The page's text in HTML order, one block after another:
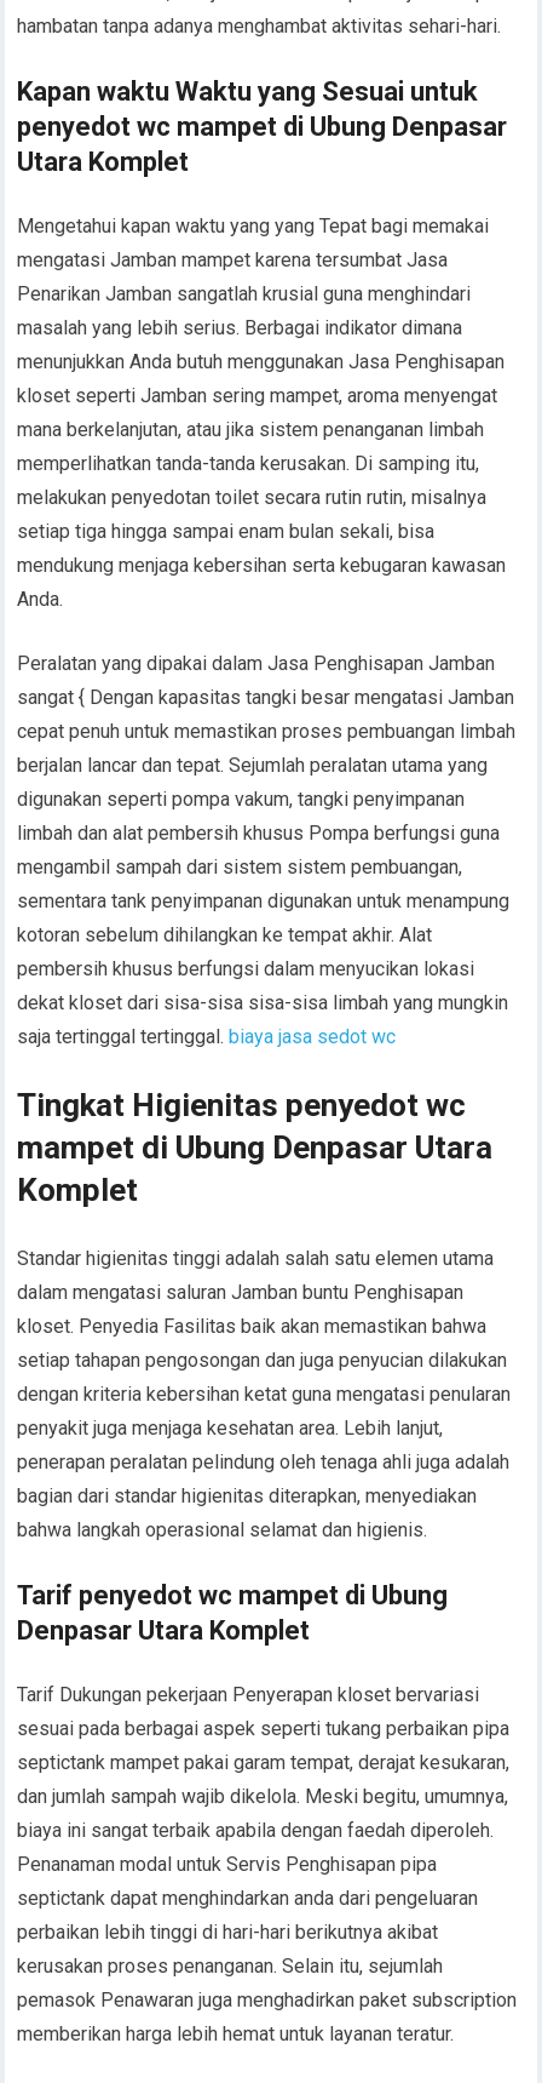
hambatan tanpa adanya menghambat aktivitas sehari-hari.
Kapan waktu Waktu yang Sesuai untuk
penyedot wc mampet di Ubung Denpasar
Utara Komplet
Mengetahui kapan waktu yang yang Tepat bagi memakai
mengatasi Jamban mampet karena tersumbat Jasa
Penarikan Jamban sangatlah krusial guna menghindari
masalah yang lebih serius. Berbagai indikator dimana
menunjukkan Anda butuh menggunakan Jasa Penghisapan
kloset seperti Jamban sering mampet, aroma menyengat
mana berkelanjutan, atau jika sistem penanganan limbah
memperlihatkan tanda-tanda kerusakan. Di samping itu,
melakukan penyedotan toilet secara rutin rutin, misalnya
setiap tiga hingga sampai enam bulan sekali, bisa
mendukung menjaga kebersihan serta kebugaran kawasan
Anda.
Peralatan yang dipakai dalam Jasa Penghisapan Jamban
sangat { Dengan kapasitas tangki besar mengatasi Jamban
cepat penuh untuk memastikan proses pembuangan limbah
berjalan lancar dan tepat. Sejumlah peralatan utama yang
digunakan seperti pompa vakum, tangki penyimpanan
limbah dan alat pembersih khusus Pompa berfungsi guna
mengambil sampah dari sistem sistem pembuangan,
sementara tank penyimpanan digunakan untuk menampung
kotoran sebelum dihilangkan ke tempat akhir. Alat
pembersih khusus berfungsi dalam menyucikan lokasi
dekat kloset dari sisa-sisa sisa-sisa limbah yang mungkin
saja tertinggal tertinggal.biaya jasa sedot wc
Tingkat Higienitas penyedot wc
mampet di Ubung Denpasar Utara
Komplet
Standar higienitas tinggi adalah salah satu elemen utama
dalam mengatasi saluran Jamban buntu Penghisapan
kloset. Penyedia Fasilitas baik akan memastikan bahwa
setiap tahapan pengosongan dan juga penyucian dilakukan
dengan kriteria kebersihan ketat guna mengatasi penularan
penyakit juga menjaga kesehatan area. Lebih lanjut,
penerapan peralatan pelindung oleh tenaga ahli juga adalah
bagian dari standar higienitas diterapkan, menyediakan
bahwa langkah operasional selamat dan higienis.
Tarif penyedot wc mampet di Ubung
Denpasar Utara Komplet
Tarif Dukungan pekerjaan Penyerapan kloset bervariasi
sesuai pada berbagai aspek seperti tukang perbaikan pipa
septictank mampet pakai garam tempat, derajat kesukaran,
dan jumlah sampah wajib dikelola. Meski begitu, umumnya,
biaya ini sangat terbaik apabila dengan faedah diperoleh.
Penanaman modal untuk Servis Penghisapan pipa
septictank dapat menghindarkan anda dari pengeluaran
perbaikan lebih tinggi di hari-hari berikutnya akibat
kerusakan proses penanganan. Selain itu, sejumlah
pemasok Penawaran juga menghadirkan paket subscription
memberikan harga lebih hemat untuk layanan teratur.